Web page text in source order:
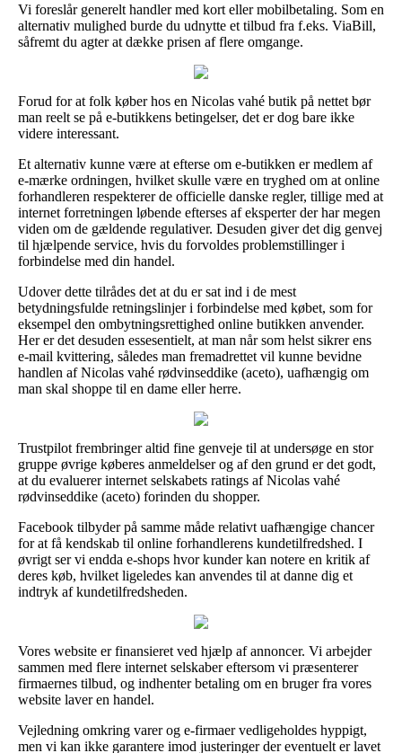
Vi foreslår generelt handler med kort eller mobilbetaling. Som en
alternativ mulighed burde du udnytte et tilbud fra f.eks. ViaBill,
såfremt du agter at dække prisen af flere omgange.
Forud for at folk køber hos en Nicolas vahé butik på nettet bør
man reelt se på e-butikkens betingelser, det er dog bare ikke
videre interessant.
Et alternativ kunne være at efterse om e-butikken er medlem af
e-mærke ordningen, hvilket skulle være en tryghed om at online
forhandleren respekterer de officielle danske regler, tillige med at
internet forretningen løbende efterses af eksperter der har megen
viden om de gældende regulativer. Desuden giver det dig genvej
til hjælpende service, hvis du forvoldes problemstillinger i
forbindelse med din handel.
Udover dette tilrådes det at du er sat ind i de mest
betydningsfulde retningslinjer i forbindelse med købet, som for
eksempel den ombytningsrettighed online butikken anvender.
Her er det desuden essesentielt, at man når som helst sikrer ens
e-mail kvittering, således man fremadrettet vil kunne bevidne
handlen af Nicolas vahé rødvinseddike (aceto), uafhængig om
man skal shoppe til en dame eller herre.
Trustpilot frembringer altid fine genveje til at undersøge en stor
gruppe øvrige køberes anmeldelser og af den grund er det godt,
at du evaluerer internet selskabets ratings af Nicolas vahé
rødvinseddike (aceto) forinden du shopper.
Facebook tilbyder på samme måde relativt uafhængige chancer
for at få kendskab til online forhandlerens kundetilfredshed. I
øvrigt ser vi endda e-shops hvor kunder kan notere en kritik af
deres køb, hvilket ligeledes kan anvendes til at danne dig et
indtryk af kundetilfredsheden.
Vores website er finansieret ved hjælp af annoncer. Vi arbejder
sammen med flere internet selskaber eftersom vi præsenterer
firmaernes tilbud, og indhenter betaling om en bruger fra vores
website laver en handel.
Vejledning omkring varer og e-firmaer vedligeholdes hyppigt,
men vi kan ikke garantere imod justeringer der eventuelt er lavet